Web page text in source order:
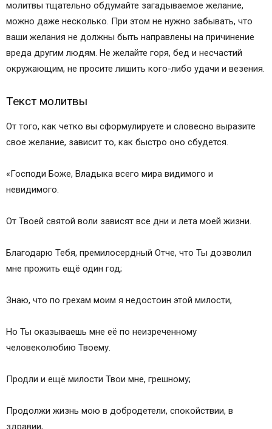
молитвы тщательно обдумайте загадываемое желание,
можно даже несколько. При этом не нужно забывать, что
ваши желания не должны быть направлены на причинение
вреда другим людям. Не желайте горя, бед и несчастий
окружающим, не просите лишить кого-либо удачи и везения.
Текст молитвы
От того, как четко вы сформулируете и словесно выразите
свое желание, зависит то, как быстро оно сбудется.
«Господи Боже, Владыка всего мира видимого и
невидимого.
От Твоей святой воли зависят все дни и лета моей жизни.
Благодарю Тебя, премилосердный Отче, что Ты дозволил
мне прожить ещё один год;
Знаю, что по грехам моим я недостоин этой милости,
Но Ты оказываешь мне её по неизреченному
человеколюбию Твоему.
Продли и ещё милости Твои мне, грешному;
Продолжи жизнь мою в добродетели, спокойствии, в
здравии,